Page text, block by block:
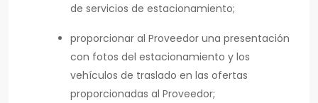
de servicios de estacionamiento;
proporcionar al Proveedor una presentación
con fotos del estacionamiento y los
vehículos de traslado en las ofertas
proporcionadas al Proveedor;